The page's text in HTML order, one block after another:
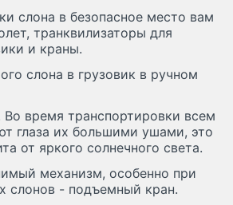
слона в безопасное место вам
транквилизаторы для
и краны.
слона в грузовик в ручном
время транспортировки всем
глаза их большими ушами, это
от яркого солнечного света.
механизм, особенно при
слонов - подъемный кран.